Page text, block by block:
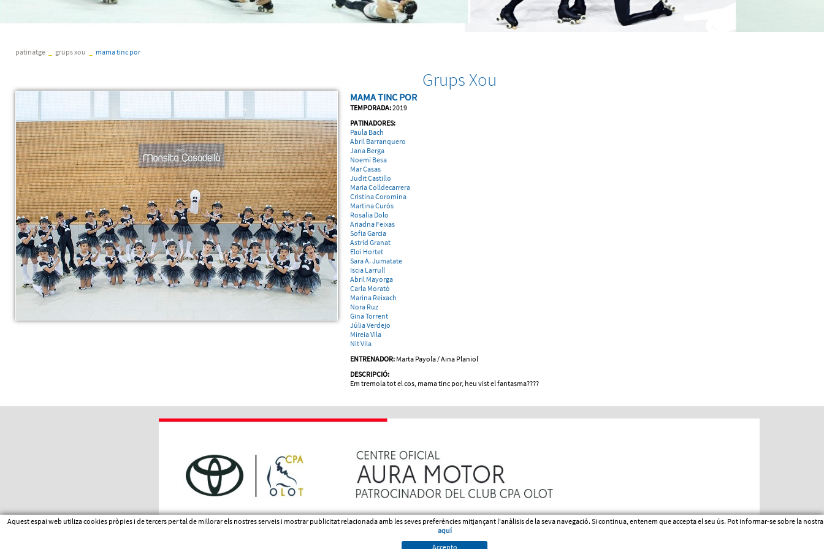
patinatge grups xou mama tinc por
Grups Xou
MAMA TINC POR
TEMPORADA:2019
PATINADORES:
Paula Bach
Abril Barranquero
Jana Berga
Noemí Besa
Mar Casas
Judit Castillo
Maria Colldecarrera
Cristina Coromina
Martina Curós
Rosalia Dolo
Ariadna Feixas
Sofia Garcia
Astrid Granat
Eloi Hortet
Sara A. Jumatate
Iscia Larrull
Abril Mayorga
Carla Morató
Marina Reixach
Nora Ruz
Gina Torrent
Júlia Verdejo
Mireia Vila
Nit Vila
ENTRENADOR:Marta Payola / Aina Planiol
DESCRIPCIÓ:
Em tremola tot el cos, mama tinc por, heu vist el fantasma????
Aquest espai web utiliza cookies pròpies i de tercers per tal de millorar els nostres serveis i mostrar publicitat relacionada amb les seves preferències mitjançant l'anàlisis de la seva navegació. Si continua, entenem que accepta el seu ús. Pot informar-se sobre la nostra
aquí
Accepto